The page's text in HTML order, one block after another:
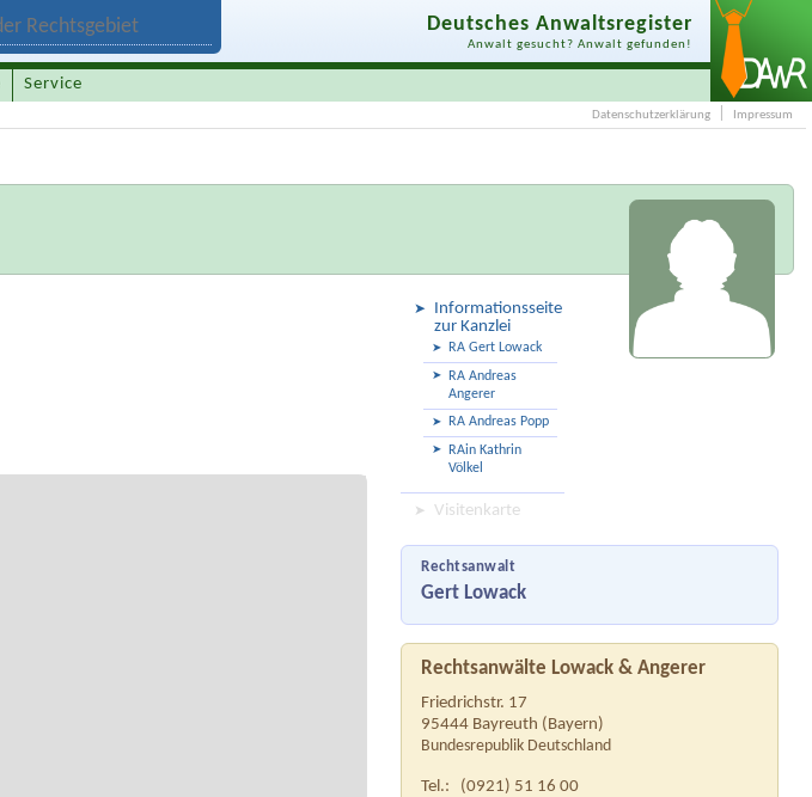
Deutsches Anwaltsregister
Anwalt gesucht? Anwalt gefunden!
Service
Datenschutzerklärung Impressum
Informationsseite
zur Kanzlei
RA Gert Lowack
RA Andreas
Angerer
RA Andreas Popp
RAin Kathrin
Völkel
Visitenkarte
Rechtsanwalt
Gert Lowack
Rechtsanwälte Lowack & Angerer
Friedrichstr. 17
95444 Bayreuth (Bayern)
Bundesrepublik Deutschland
Tel.: (0921) 51 16 00